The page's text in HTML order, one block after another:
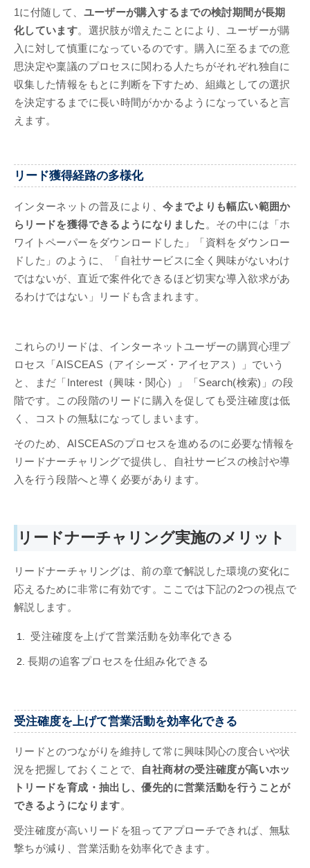
1に付随して、 ユーザーが購入するまでの検討期間が長期
化しています。選択肢が増えたことにより、ユーザーが購
入に対して慎重になっているのです。購入に至るまでの意
思決定や稟議のプロセスに関わる人たちがそれぞれ独自に
収集した情報をもとに判断を下すため、組織としての選択
を決定するまでに長い時間がかかるようになっていると言
えます。
リード獲得経路の多様化
インターネットの普及により、今までよりも幅広い範囲か
らリードを獲得できるようになりました 。その中には「ホ
ワイトペーパーをダウンロードした」「資料をダウンロー
ドした」のように、「自社サービスに全く興味がないわけ
ではないが、直近で案件化できるほど切実な導入欲求があ
るわけではない」リードも含まれます。
これらのリードは、インターネットユーザーの購買心理プ
ロセス「AISCEAS（アイシーズ・アイセアス）」でいう
と、まだ「Interest（興味・関心）」「Search(検索)」の段
階です。この段階のリードに購入を促しても受注確度は低
く、コストの無駄になってしまいます。
そのため、AISCEASのプロセスを進めるのに必要な情報を
リードナーチャリングで提供し、自社サービスの検討や導
入を行う段階へと導く必要があります。
リードナーチャリング実施のメリット
リードナーチャリングは、前の章で解説した環境の変化に
応えるために非常に有効です。ここでは下記の2つの視点で
解説します。
受注確度を上げて営業活動を効率化できる
長期の追客プロセスを仕組み化できる
受注確度を上げて営業活動を効率化できる
リードとのつながりを維持して常に興味関心の度合いや状
況を把握しておくことで、 自社商材の受注確度が高いホッ
トリードを育成・抽出し、優先的に営業活動を行うことが
できるようになります。
受注確度が高いリードを狙ってアプローチできれば、無駄
撃ちが減り、営業活動を効率化できます。